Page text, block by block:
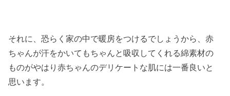
それに、恐らく家の中で暖房をつけるでしょうから、赤
ちゃんが汗をかいてもちゃんと吸収してくれる綿素材の
ものがやはり赤ちゃんのデリケートな肌には一番良いと
思います。